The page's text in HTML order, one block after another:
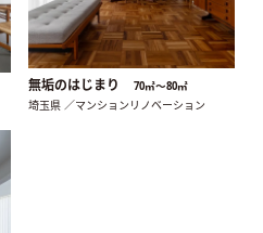
無垢のはじまり 70㎡〜80㎡
埼玉県 ／マンションリノベーション